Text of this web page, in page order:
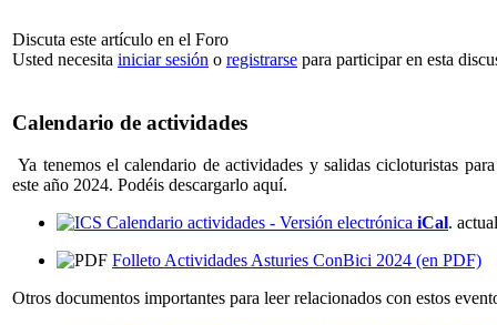
Discuta este artículo en el Foro
Usted necesita iniciar sesión o registrarse para participar en esta
Calendario de actividades
Ya tenemos el calendario de actividades y salidas cicloturistas para
este año 2024. Podéis descargarlo aquí.
Calendario actividades - Versión electrónica iCal.
Folleto Actividades Asturies ConBici 2024 (en PDF)
Otros documentos importantes para leer relacionados con estos